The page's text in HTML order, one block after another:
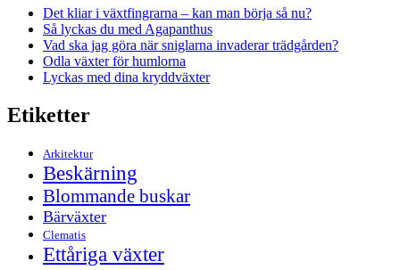
Det kliar i växtfingrarna – kan man börja så nu?
Så lyckas du med Agapanthus
Vad ska jag göra när sniglarna invaderar trädgården?
Odla växter för humlorna
Lyckas med dina kryddväxter
Etiketter
Arkitektur
Beskärning
Blommande buskar
Bärväxter
Clematis
Ettåriga växter